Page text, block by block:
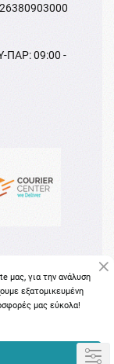
ΠΑΡ: 09:00 -
μας, για την ανάλυση
εξατομικευμένη
μας εύκολα!